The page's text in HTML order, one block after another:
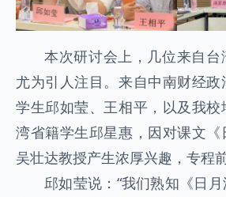
本次研讨会上，几位来自
尤为引人注目。来自中南财经
学生邱如莹、王相平，以及我校
湾省籍学生邱星惠，因对课文
吴壮达教授产生浓厚兴趣，专程
邱如莹说：“我们熟知《日